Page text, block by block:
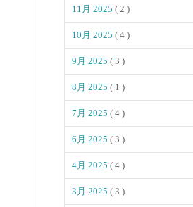
11月 2025 ( 2 )
10月 2025 ( 4 )
9月 2025 ( 3 )
8月 2025 ( 1 )
7月 2025 ( 4 )
6月 2025 ( 3 )
4月 2025 ( 4 )
3月 2025 ( 3 )